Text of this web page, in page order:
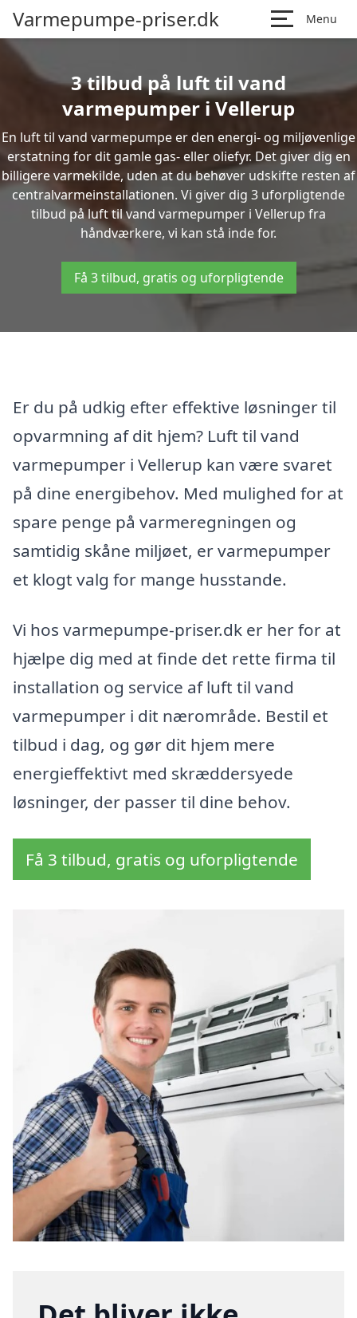
Varmepumpe-priser.dk Menu
3 tilbud på luft til vand
varmepumper i Vellerup
En luft til vand varmepumpe er den energi- og miljøvenlige
erstatning for dit gamle gas- eller oliefyr. Det giver dig en
billigere varmekilde, uden at du behøver udskifte resten af
centralvarmeinstallationen. Vi giver dig 3 uforpligtende
tilbud på luft til vand varmepumper i Vellerup fra
håndværkere, vi kan stå inde for.
Få 3 tilbud, gratis og uforpligtende
Er du på udkig efter effektive løsninger til
opvarmning af dit hjem? Luft til vand
varmepumper i Vellerup kan være svaret
på dine energibehov. Med mulighed for at
spare penge på varmeregningen og
samtidig skåne miljøet, er varmepumper
et klogt valg for mange husstande.
Vi hos varmepumpe-priser.dk er her for at
hjælpe dig med at finde det rette firma til
installation og service af luft til vand
varmepumper i dit nærområde. Bestil et
tilbud i dag, og gør dit hjem mere
energieffektivt med skræddersyede
løsninger, der passer til dine behov.
Få 3 tilbud, gratis og uforpligtende